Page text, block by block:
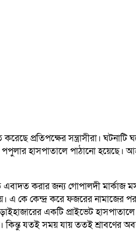
প্রতিপক্ষের সন্ত্রাসীরা।
হাসপাতালে পাঠানো হয়েছে।
এবাদত করার জন্য গোপালদী
হয়। এ কে কেন্দ্র করে ফজরের
একটি প্রাইভেট
যতই সময় যায় ততই শ্রাবণের